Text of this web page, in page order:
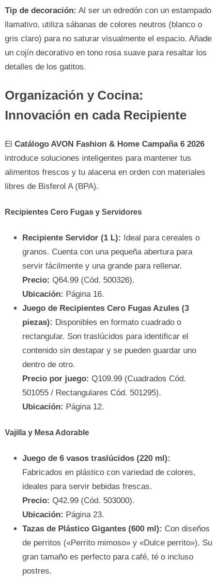
Tip de decoración: Al ser un edredón con un estampado
llamativo, utiliza sábanas de colores neutros (blanco o
gris claro) para no saturar visualmente el espacio. Añade
un cojín decorativo en tono rosa suave para resaltar los
detalles de los gatitos.
Organización y Cocina:
Innovación en cada Recipiente
El Catálogo AVON Fashion & Home Campaña 6 2026
introduce soluciones inteligentes para mantener tus
alimentos frescos y tu alacena en orden con materiales
libres de Bisferol A (BPA).
Recipientes Cero Fugas y Servidores
Recipiente Servidor (1 L): Ideal para cereales o
granos. Cuenta con una pequeña abertura para
servir fácilmente y una grande para rellenar.
Precio: Q64.99 (Cód. 500326).
Ubicación: Página 16.
Juego de Recipientes Cero Fugas Azules (3
piezas): Disponibles en formato cuadrado o
rectangular. Son traslúcidos para identificar el
contenido sin destapar y se pueden guardar uno
dentro de otro.
Precio por juego: Q109.99 (Cuadrados Cód.
501055 / Rectangulares Cód. 501295).
Ubicación: Página 12.
Vajilla y Mesa Adorable
Juego de 6 vasos traslúcidos (220 ml):
Fabricados en plástico con variedad de colores,
ideales para servir bebidas frescas.
Precio: Q42.99 (Cód. 503000).
Ubicación: Página 23.
Tazas de Plástico Gigantes (600 ml): Con diseños
de perritos («Perrito mimoso» y «Dulce perrito»). Su
gran tamaño es perfecto para café, té o incluso
postres.